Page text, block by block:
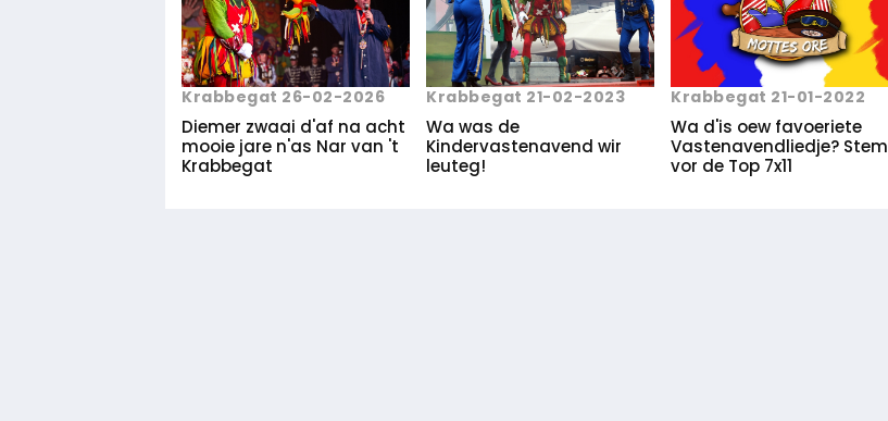
Krabbegat 26-02-2026
Diemer zwaai d'af na acht
mooie jare n'as Nar van 't
Krabbegat
Krabbegat 21-02-2023
Wa was de
Kindervastenavend wir
leuteg!
Krabbegat 21-01-2022
Wa d'is oew favoeriete
Vastenavendliedje? Stem
vor de Top 7x11